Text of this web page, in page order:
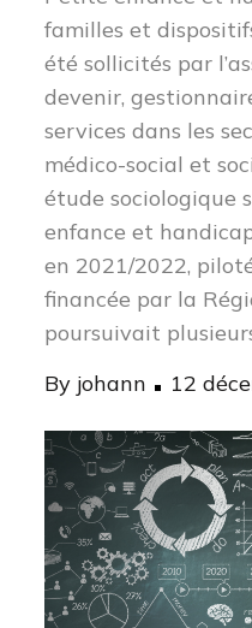
familles et
été sollicités par
devenir,
services dans les
médico-social et
étude sociologique
enfance et
en 2021/2022,
financée par la
poursuivait
By johann
Posted
12